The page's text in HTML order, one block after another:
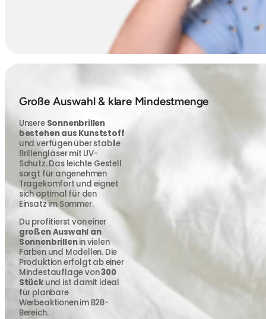
Große Auswahl & klare Mindestmenge
Unsere Sonnenbrillen
bestehen aus Kunststoff
und verfügen über stabile
Brillengläser mit UV-
Schutz. Das leichte Gestell
sorgt für angenehmen
Tragekomfort und eignet
sich optimal für den
Einsatz im Sommer.
Du profitierst von einer
großen Auswahl an
Sonnenbrillenin vielen
Farben und Modellen. Die
Produktion erfolgt ab einer
Mindestauflage von300
Stückund ist damit ideal
für planbare
Werbeaktionen im B2B-
Bereich.